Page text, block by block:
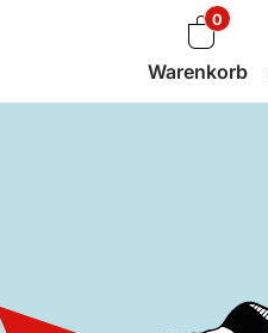
0
Warenkorb